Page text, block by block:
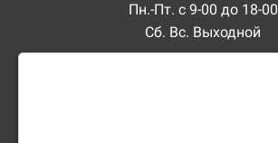
Пн.-Пт. с 9-00 до 18-00
Сб. Вс. Выходной